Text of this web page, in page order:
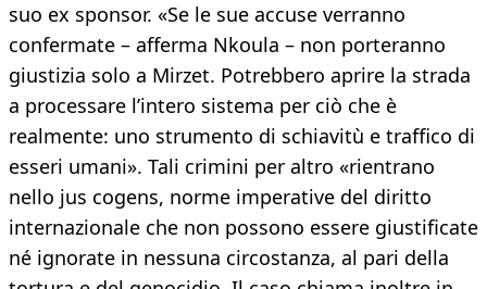
suo ex sponsor. «Se le sue accuse verranno
confermate – afferma Nkoula – non porteranno
giustizia solo a Mirzet. Potrebbero aprire la strada
a processare l’intero sistema per ciò che è
realmente: uno strumento di schiavitù e traffico di
esseri umani». Tali crimini per altro «rientrano
nello jus cogens, norme imperative del diritto
internazionale che non possono essere giustificate
né ignorate in nessuna circostanza, al pari della